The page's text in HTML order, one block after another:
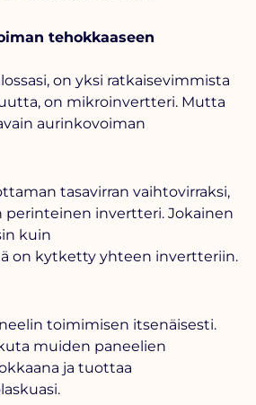
tehokkaaseen
on yksi ratkaisevimmista
, on mikroinvertteri. Mutta
aurinkovoiman
tasavirran vaihtovirraksi,
perinteinen invertteri. Jokainen
kuin
on kytketty yhteen invertteriin.
toimimisen itsenäisesti.
muiden paneelien
ja tuottaa